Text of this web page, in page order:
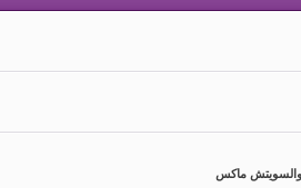
والسويتش ماكس